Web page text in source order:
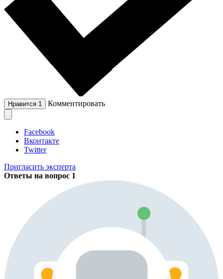
Нравится 1 Комментировать
Facebook
Вконтакте
Twitter
Пригласить эксперта
Ответы на вопрос 1